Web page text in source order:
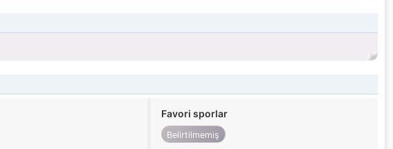
Favori sporlar
Belirtilmemiş